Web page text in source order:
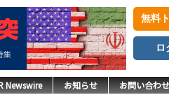
無料
ロ
Newswire お知らせ お問い合わせ